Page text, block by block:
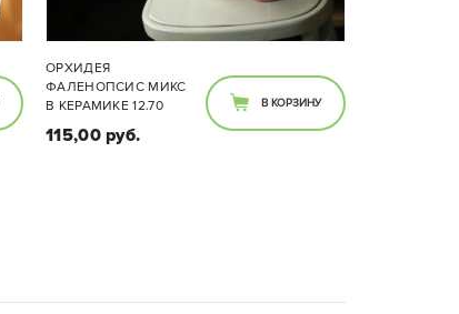
ОРХИДЕЯ
ФАЛЕНОПСИС МИКС
В КЕРАМИКЕ 12.70
115,00 руб.
В КОРЗИНУ